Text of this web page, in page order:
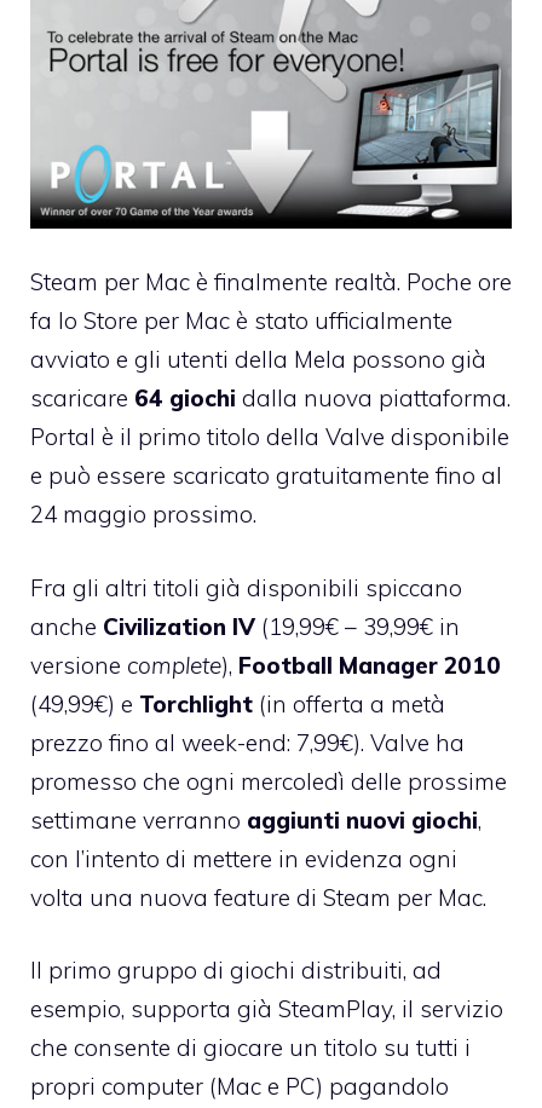
Steam per Mac è finalmente realtà. Poche ore
fa lo Store per Mac è stato ufficialmente
avviato e gli utenti della Mela possono già
scaricare 64 giochi dalla nuova piattaforma.
Portal è il primo titolo della Valve disponibile
e può essere scaricato gratuitamente fino al
24 maggio prossimo.
Fra gli altri titoli già disponibili spiccano
anche Civilization IV (19,99€ – 39,99€ in
versione complete), Football Manager 2010
(49,99€) e Torchlight (in offerta a metà
prezzo fino al week-end: 7,99€). Valve ha
promesso che ogni mercoledì delle prossime
settimane verranno aggiunti nuovi giochi,
con l’intento di mettere in evidenza ogni
volta una nuova feature di Steam per Mac.
Il primo gruppo di giochi distribuiti, ad
esempio, supporta già SteamPlay, il servizio
che consente di giocare un titolo su tutti i
propri computer (Mac e PC) pagandolo